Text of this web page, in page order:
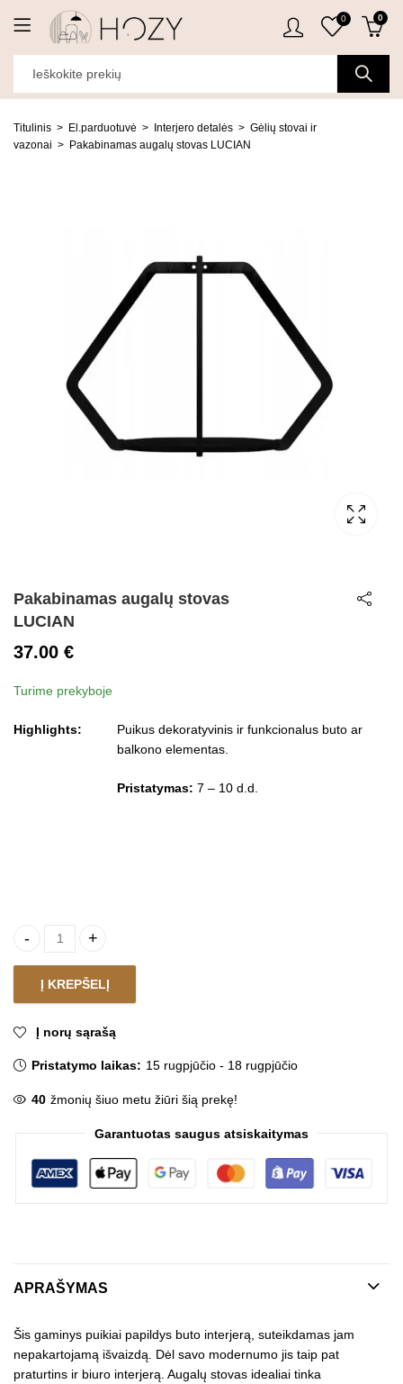
0 0
Titulinis El.parduotuvė Interjero detalės
Gėlių stovai ir
vazonai
Pakabinamas augalų stovas LUCIAN
Pakabinamas augalų stovas
LUCIAN
37.00 €
Turime prekyboje
Highlights:
Puikus dekoratyvinis ir funkcionalus buto ar
balkono elementas.
Pristatymas: 7 – 10 d.d.
Pakabinamas augalų stovas LUCIAN quantity
Į KREPŠELĮ
Į norų sąrašą
Pristatymo laikas: 15 rugpjūčio - 18 rugpjūčio
40 žmonių šiuo metu žiūri šią prekę!
Garantuotas saugus atsiskaitymas
APRAŠYMAS
Šis gaminys puikiai papildys buto interjerą, suteikdamas jam
nepakartojamą išvaizdą. Dėl savo modernumo jis taip pat
praturtins ir biuro interjerą. Augalų stovas idealiai tinka